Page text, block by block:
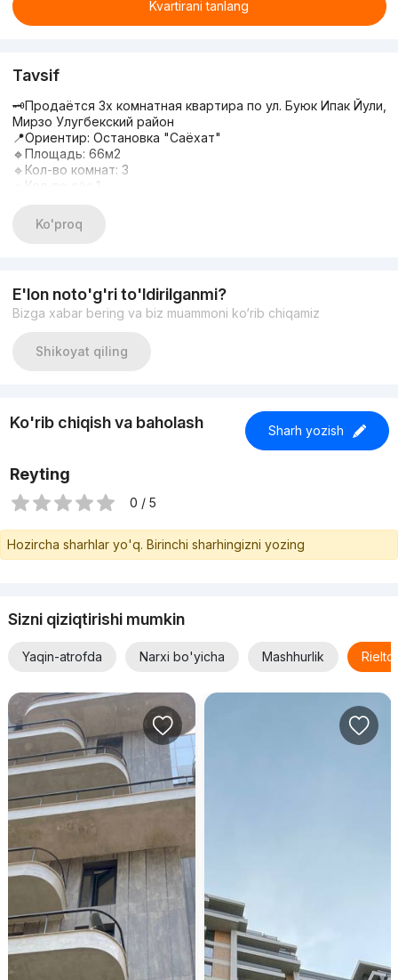
Kvartirani tanlang
Tavsif
🗝Продаётся 3х комнатная квартира по ул. Буюк Ипак Йули,
Мирзо Улугбекский район
📍Ориентир: Остановка "Саëхат"
🔹Площадь: 66м2
🔹Кол-во комнат: 3
🔹Кол-во с/у: 1
🔹Этажность: 5
🔹Состояние: без ремонта
Ko'proq
E'lon noto'g'ri to'ldirilganmi?
Bizga xabar bering va biz muammoni ko‘rib chiqamiz
Shikoyat qiling
Ko'rib chiqish va baholash Sharh yozish
Reyting
0 / 5
Hozircha sharhlar yo'q. Birinchi sharhingizni yozing
Sizni qiziqtirishi mumkin
Yaqin-atrofda Narxi bo'yicha Mashhurlik